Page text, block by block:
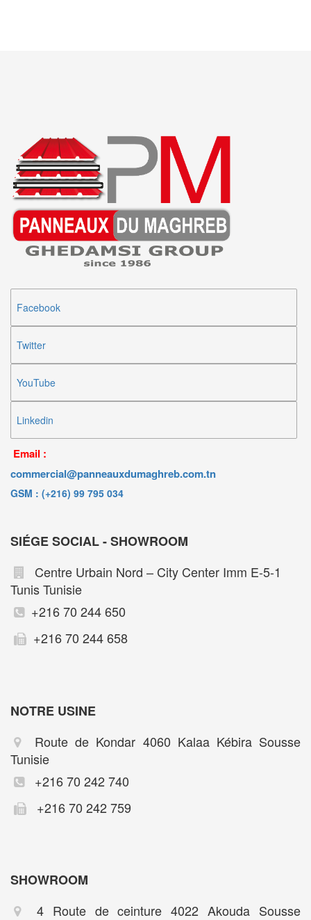
Facebook
Twitter
YouTube
Linkedin
Email :
commercial@panneauxdumaghreb.com.tn
GSM : (+216) 99 795 034
SIÉGE SOCIAL - SHOWROOM
Centre Urbain Nord – City Center Imm E-5-1
Tunis Tunisie
+216 70 244 650
+216 70 244 658
NOTRE USINE
Route de Kondar 4060 Kalaa Kébira Sousse
Tunisie
+216 70 242 740
+216 70 242 759
SHOWROOM
4 Route de ceinture 4022 Akouda Sousse